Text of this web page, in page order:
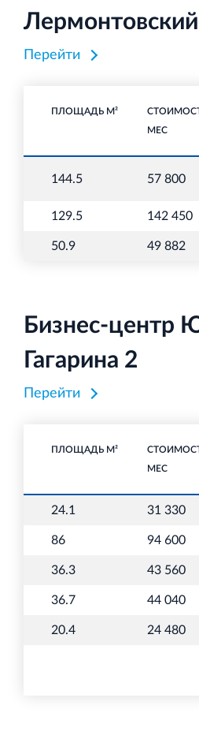
Перейти
ПЛОЩАДЬ М²
МЕС
144.5 57 800
129.5 142 450
50.9 49 882
Бизнес-центр
Гагарина 2
Перейти
ПЛОЩАДЬ М²
МЕС
24.1 31 330
86 94 600
36.3 43 560
36.7 44 040
20.4 24 480